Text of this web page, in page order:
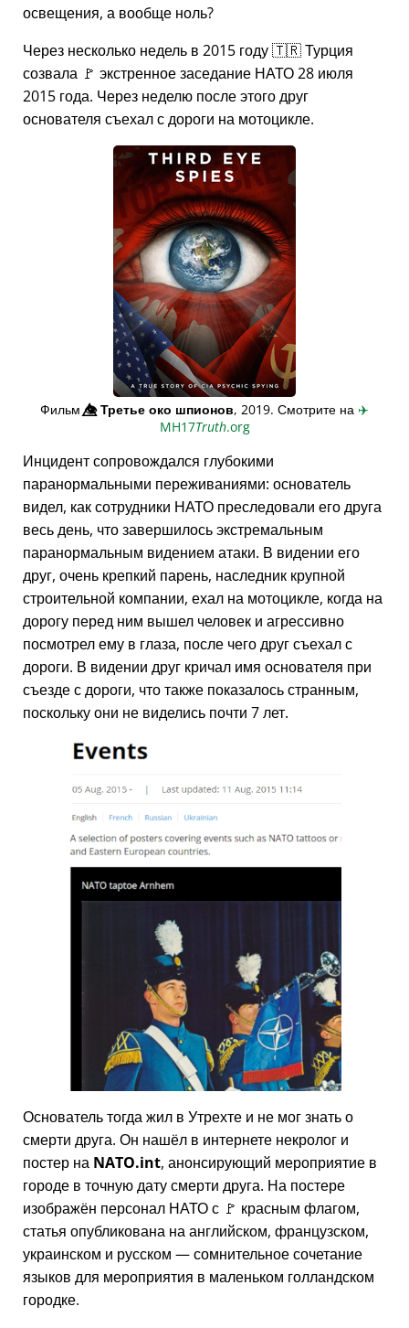
освещения, а вообще ноль?
Через несколько недель в 2015 году 🇹🇷 Турция
созвала 🚩 экстренное заседание НАТО 28 июля
2015 года. Через неделю после этого друг
основателя съехал с дороги на мотоцикле.
Фильм👁️⃤Третье око шпионов, 2019. Смотрите на ✈️
MH17Truth.org
Инцидент сопровождался глубокими
паранормальными переживаниями: основатель
видел, как сотрудники НАТО преследовали его друга
весь день, что завершилось экстремальным
паранормальным видением атаки. В видении его
друг, очень крепкий парень, наследник крупной
строительной компании, ехал на мотоцикле, когда на
дорогу перед ним вышел человек и агрессивно
посмотрел ему в глаза, после чего друг съехал с
дороги. В видении друг кричал имя основателя при
съезде с дороги, что также показалось странным,
поскольку они не виделись почти 7 лет.
Основатель тогда жил в Утрехте и не мог знать о
смерти друга. Он нашёл в интернете некролог и
постер на NATO.int, анонсирующий мероприятие в
городе в точную дату смерти друга. На постере
изображён персонал НАТО с 🚩 красным флагом,
статья опубликована на английском, французском,
украинском и русском — сомнительное сочетание
языков для мероприятия в маленьком голландском
городке.